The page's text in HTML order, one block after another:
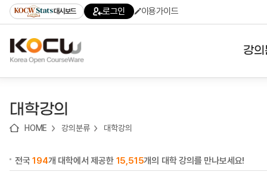
기
기
기
content)
가
대시보드 로그인 이용가이드
강
대학강의
HOME 강의분류 대학강의
전국194개 대학에서 제공한 15,515개의 대학 강의를 만나보세요!